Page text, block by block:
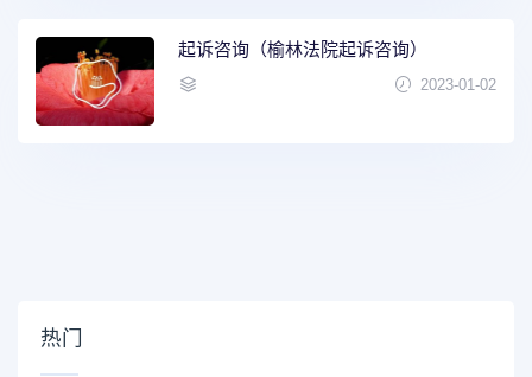
起诉咨询（榆林法院起诉咨询）
2023-01-02
热门